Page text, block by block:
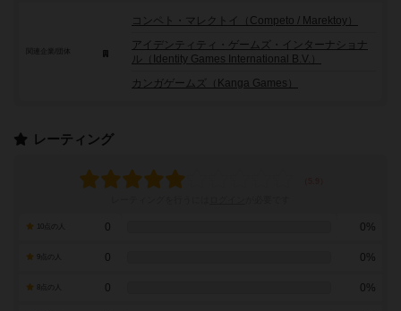
コンペト・マレクトイ（Competo / Marektoy）
アイデンティティ・ゲームズ・インターナショナ
ル（Identity Games International B.V.）
カンガゲームズ（Kanga Games）
レーティング
0 0%
0 0%
0 0%